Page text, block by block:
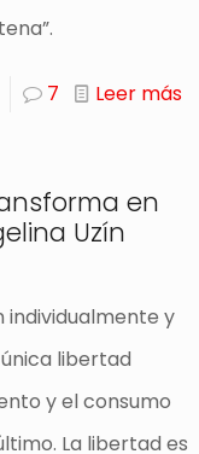
7 Leer más
en
Uzín
individualmente y
libertad
y el consumo
La libertad es